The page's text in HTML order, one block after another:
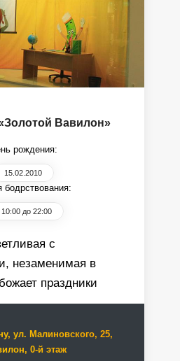
Вавилон»
рождения:
15.02.2010
бодрствования:
10:00 до 22:00
с
незаменимая в
праздники
ул. Малиновского, 25,
0-й этаж